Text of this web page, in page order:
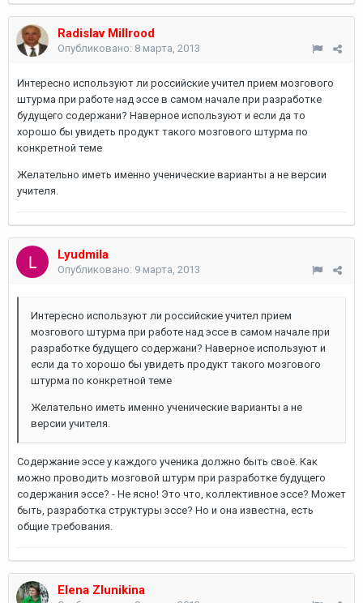
Radislav Millrood
Опубликовано: 8 марта, 2013
Интересно используют ли российские учител прием мозгового
штурма при работе над эссе в самом начале при разработке
будущего содержани? Наверное используют и если да то
хорошо бы увидеть продукт такого мозгового штурма по
конкретной теме
Желательно иметь именно ученические варианты а не версии
учителя.
Lyudmila
Опубликовано: 9 марта, 2013
Интересно используют ли российские учител прием
мозгового штурма при работе над эссе в самом начале при
разработке будущего содержани? Наверное используют и
если да то хорошо бы увидеть продукт такого мозгового
штурма по конкретной теме
Желательно иметь именно ученические варианты а не
версии учителя.
Содержание эссе у каждого ученика должно быть своё. Как
можно проводить мозговой штурм при разработке будущего
содержания эссе? - Не ясно! Это что, коллективное эссе? Может
быть, разработка структуры эссе? Но и она известна, есть
общие требования.
Elena Zlunikina